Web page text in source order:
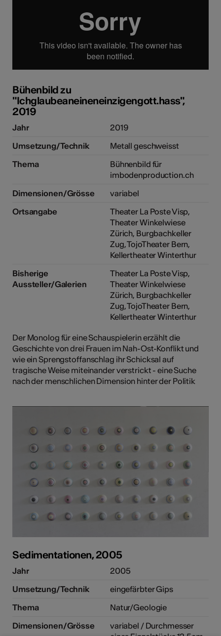
Bühenbild zu
"Ichglaubeaneineneinzigengott.hass",
2019
Jahr
2019
Umsetzung/Technik
Metall geschweisst
Thema
Bühnenbild für
imbodenproduction.ch
Dimensionen/Grösse
variabel
Ortsangabe
Theater La Poste Visp,
Theater Winkelwiese
Zürich, Burgbachkeller
Zug, TojoTheater Bern,
Kellertheater Winterthur
Bisherige
Aussteller/Galerien
Theater La Poste Visp,
Theater Winkelwiese
Zürich, Burgbachkeller
Zug, TojoTheater Bern,
Kellertheater Winterthur
Der Monolog für eine Schauspielerin erzählt die
Geschichte von drei Frauen im Nah-Ost-Konflikt und
wie ein Sprengstoffanschlag ihr Schicksal auf
tragische Weise miteinander verstrickt - eine Suche
nach der menschlichen Dimension hinter der Politik
Sedimentationen, 2005
Jahr
2005
Umsetzung/Technik
eingefärbter Gips
Thema
Natur/Geologie
Dimensionen/Grösse
variabel / Durchmesser